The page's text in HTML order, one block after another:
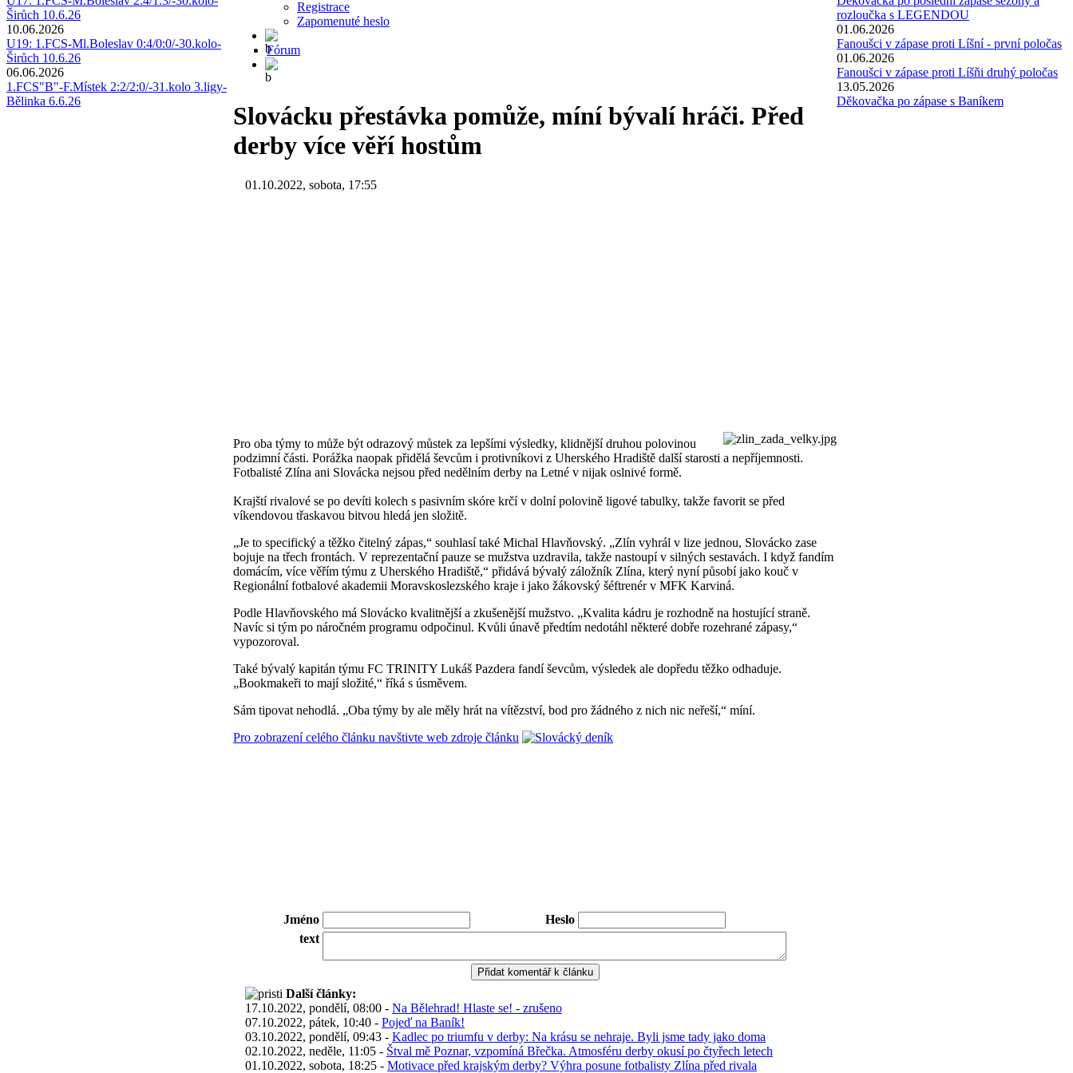
Širůch 10.6.26
10.06.2026
U19: 1.FCS-Ml.Boleslav 0:4/0:0/-30.kolo-
Širůch 10.6.26
06.06.2026
1.FCS"B"-F.Místek 2:2/2:0/-31.kolo 3.ligy-
Bělinka 6.6.26
rozloučka s LEGENDOU
01.06.2026
Fanoušci v zápase proti Líšní - první poločas
01.06.2026
Fanoušci v zápase proti Líšňi druhý poločas
13.05.2026
Děkovačka po zápase s Baníkem
Registrace
Zapomenuté heslo
Fórum
Slovácku přestávka pomůže, míní bývalí hráči. Před
derby více věří hostům
01.10.2022, sobota, 17:55
Pro oba týmy to může být odrazový můstek za lepšími výsledky, klidnější druhou polovinou
podzimní části. Porážka naopak přidělá ševcům i protivníkovi z Uherského Hradiště další starosti a nepříjemnosti.
Fotbalisté Zlína ani Slovácka nejsou před nedělním derby na Letné v nijak oslnivé formě.
Krajští rivalové se po devíti kolech s pasivním skóre krčí v dolní polovině ligové tabulky, takže favorit se před
víkendovou třaskavou bitvou hledá jen složitě.
„Je to specifický a těžko čitelný zápas,“ souhlasí také Michal Hlavňovský. „Zlín vyhrál v lize jednou, Slovácko zase
bojuje na třech frontách. V reprezentační pauze se mužstva uzdravila, takže nastoupí v silných sestavách. I když fandím
domácím, více věřím týmu z Uherského Hradiště,“ přidává bývalý záložník Zlína, který nyní působí jako kouč v
Regionální fotbalové akademii Moravskoslezského kraje i jako žákovský šéftrenér v MFK Karviná.
Podle Hlavňovského má Slovácko kvalitnější a zkušenější mužstvo. „Kvalita kádru je rozhodně na hostující straně.
Navíc si tým po náročném programu odpočinul. Kvůli únavě předtím nedotáhl některé dobře rozehrané zápasy,“
vypozoroval.
Také bývalý kapitán týmu FC TRINITY Lukáš Pazdera fandí ševcům, výsledek ale dopředu těžko odhaduje.
„Bookmakeři to mají složité,“ říká s úsměvem.
Sám tipovat nehodlá. „Oba týmy by ale měly hrát na vítězství, bod pro žádného z nich nic neřeší,“ míní.
Pro zobrazení celého článku navštivte web zdroje článku
Jméno
Heslo
text
Další články:
17.10.2022, pondělí, 08:00 - Na Bělehrad! Hlaste se! - zrušeno
07.10.2022, pátek, 10:40 - Pojeď na Baník!
03.10.2022, pondělí, 09:43 - Kadlec po triumfu v derby: Na krásu se nehraje. Byli jsme tady jako doma
02.10.2022, neděle, 11:05 - Štval mě Poznar, vzpomíná Břečka. Atmosféru derby okusí po čtyřech letech
01.10.2022, sobota, 18:25 - Motivace před krajským derby? Výhra posune fotbalisty Zlína před rivala